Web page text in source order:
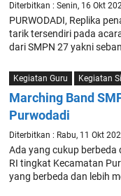
Diterbitkan : Senin, 16 Okt
PURWODADI, Replika
tarik tersendiri pada
dari SMPN 27 yakni
Kegiatan Guru Kegiatan
Marching Band
Purwodadi
Diterbitkan : Rabu, 11 Okt
Ada yang cukup berbeda
RI tingkat Kecamatan
yang berbeda dan lebih